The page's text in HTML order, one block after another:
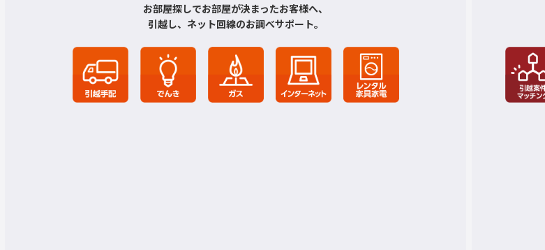
お部屋探しでお部屋が決まったお客様へ、
引越し、ネット回線のお調べサポート。